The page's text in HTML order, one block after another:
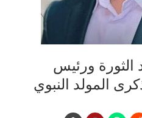
الثورة ورئيس
المولد النبوي